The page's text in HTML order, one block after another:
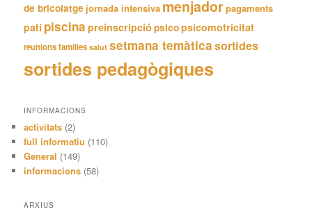
de bricolatge jornada intensiva menjadorpagaments
pati piscina preinscripció psicopsicomotricitat
reunions families salut setmana temàticasortides
sortides pedagògiques
INFORMACIONS
activitats (2)
full informatiu (110)
General (149)
informacions (58)
ARXIUS